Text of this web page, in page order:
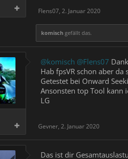
Flens07, 2. Januar 2020
komisch gefällt das.
@komisch @Flens07
Hab fpsVR schon aber
Getestet bei Onward
Ansonsten top Tool kann
LG
Gevner, 2. Januar 2020
Das ist dir